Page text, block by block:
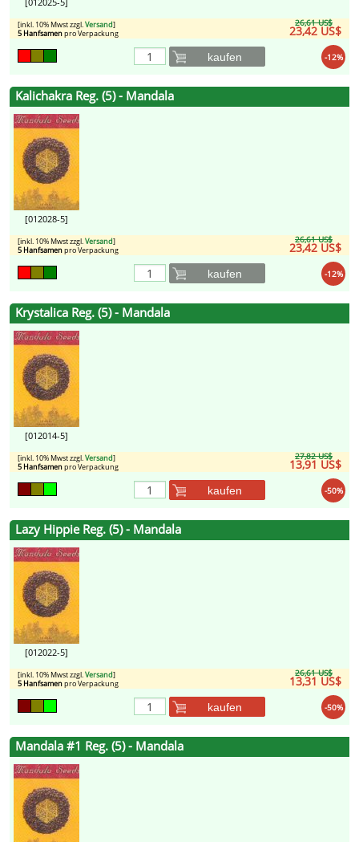
26,61 US$
23,42 US$
[inkl. 10% Mwst zzgl.Versand]
5 Hanfsamenpro Verpackung
-12%
kaufen
Kalichakra Reg. (5) - Mandala
[012028-5]
26,61 US$
23,42 US$
[inkl. 10% Mwst zzgl.Versand]
5 Hanfsamenpro Verpackung
-12%
kaufen
Krystalica Reg. (5) - Mandala
[012014-5]
27,82 US$
13,91 US$
[inkl. 10% Mwst zzgl.Versand]
5 Hanfsamenpro Verpackung
-50%
kaufen
Lazy Hippie Reg. (5) - Mandala
[012022-5]
26,61 US$
13,31 US$
[inkl. 10% Mwst zzgl.Versand]
5 Hanfsamenpro Verpackung
-50%
kaufen
Mandala #1 Reg. (5) - Mandala